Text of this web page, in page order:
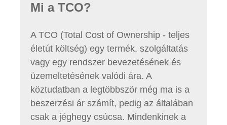
Mi a TCO?
A TCO (Total Cost of Ownership - teljes
életút költség) egy termék, szolgáltatás
vagy egy rendszer bevezetésének és
üzemeltetésének valódi ára. A
köztudatban a legtöbbször még ma is a
beszerzési ár számít, pedig az általában
csak a jéghegy csúcsa. Mindenkinek a